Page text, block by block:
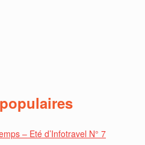
– Eté d’Infotravel N° 7